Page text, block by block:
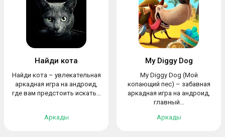
Найди кота
Найди кота – увлекательная
аркадная игра на андроид,
где вам предстоить искать...
Аркады
My Diggy Dog
My Diggy Dog (Мой
копающий пес) – забавная
аркадная игра на андроид,
главный...
Аркады